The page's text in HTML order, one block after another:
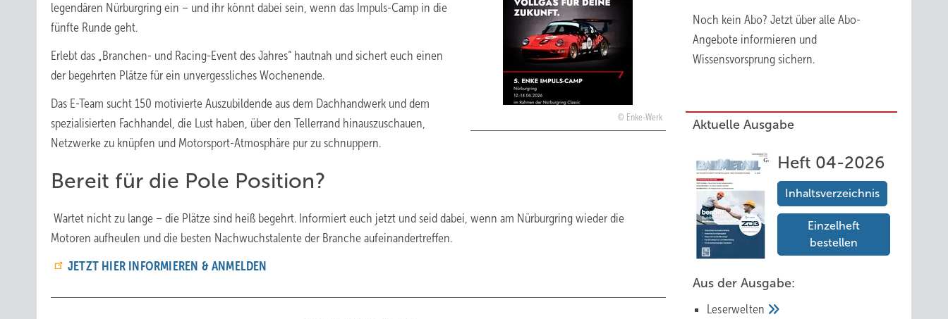
Enke-Werk
legendären Nürburgring ein – und ihr könnt dabei sein, wenn das Impuls-Camp in die
fünfte Runde geht.
Erlebt das „Branchen- und Racing-Event des Jahres“ hautnah und sichert euch einen
der begehrten Plätze für ein unvergessliches Wochenende.
Das E-Team sucht 150 motivierte Auszubildende aus dem Dachhandwerk und dem
spezialisierten Fachhandel, die Lust haben, über den Tellerrand hinauszuschauen,
Netzwerke zu knüpfen und Motorsport-Atmosphäre pur zu schnuppern.
Bereit für die Pole Position?
Wartet nicht zu lange – die Plätze sind heiß begehrt. Informiert euch jetzt und seid dabei, wenn am Nürburgring wieder die
Motoren aufheulen und die besten Nachwuchstalente der Branche aufeinandertreffen.
JETZT HIER INFORMIEREN & ANMELDEN
Noch kein Abo? Jetzt über alle Abo-
Angebote informieren und
Wissensvorsprung sichern.
Aktuelle Ausgabe
Heft 04-2026
Inhaltsverzeichnis
Einzelheft
bestellen
Aus der Ausgabe:
Leserwelten